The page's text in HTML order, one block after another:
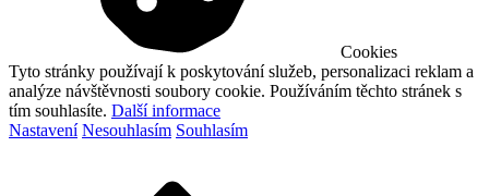
Cookies
Tyto stránky používají k poskytování služeb, personalizaci reklam a
analýze návštěvnosti soubory cookie. Používáním těchto stránek s
tím souhlasíte. Další informace
Nastavení Nesouhlasím Souhlasím